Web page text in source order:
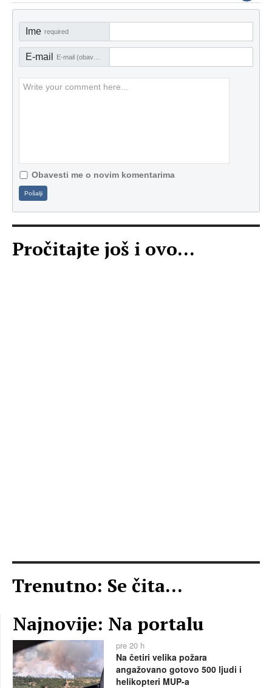
Ime required
E-mail
Obavesti me o novim komentarima
Pošalji
Pročitajte još i ovo...
Trenutno: Se čita...
Najnovije: Na portalu
pre 20 h
Na četiri velika požara
angažovano gotovo 500 ljudi i
helikopteri MUP-a